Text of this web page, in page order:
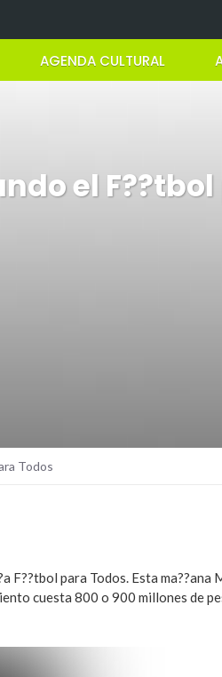
AGENDA CULTURAL
el
Todos
F??tbol para Todos. Esta ma??ana
cuesta 800 o 900 millones de